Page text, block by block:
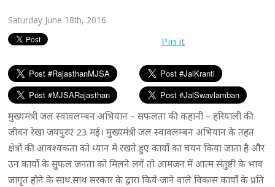
Saturday June 18th, 2016
Pin it
मुख्यमंत्री जल स्वावलम्बन अभियान – सफलता की कहानी – हरियाली की
जीवन रेखा जयपुरए 23 मई। मुख्यमंत्री जल स्वावलम्बन अभियान के तहत
क्षेत्रों की आवश्यकता को ध्यान में रखते हुए कार्यों का चयन किया जाता है और
उन कार्यो के सुफल जनता को मिलने लगें तो आमजन में आत्म संतुष्टी के भाव
जागृत होने के साथ.साथ सरकार के द्वारा किये जाने वाले विकास कार्यों के प्रति